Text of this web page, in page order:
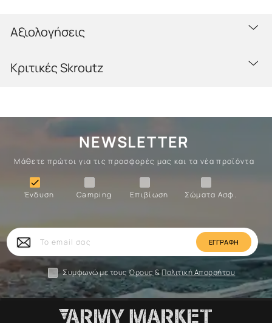
Αξιολογήσεις
Κριτικές Skroutz
NEWSLETTER
Μάθετε πρώτοι για τις προσφορές μας και τα νέα προϊόντα
Σώματα Ασφ.
Επιβίωση
Camping
Ένδυση

Ένδυση
Το
email
σας
Συμφωνώ με τουςΌρους &Πολιτική Απορρήτου